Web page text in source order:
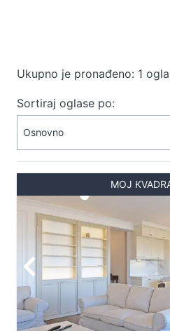
Ukupno je pronađeno: 1
Sortiraj oglase po:
MOJ